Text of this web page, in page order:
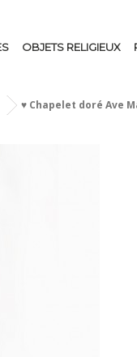
OBJETS RELIGIEUX
♥ Chapelet doré Ave